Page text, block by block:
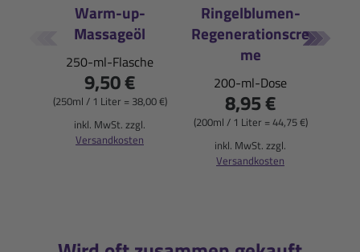
Warm-up-
Massageöl
250-ml-Flasche
9,50 €
(250ml / 1 Liter = 38,00 €)
inkl. MwSt. zzgl.
Versandkosten
Ringelblumen-
Regenerationscre
me
200-ml-Dose
8,95 €
(200ml / 1 Liter = 44,75 €)
inkl. MwSt. zzgl.
Versandkosten